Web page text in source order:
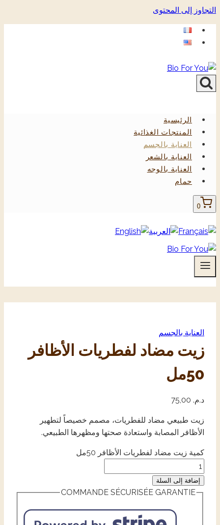
التجاوز إلى المحتوى
الرئيسية
المنتجات الغذائية
العناية بالجسم
العناية بالشعر
العناية بالوجه
حمام
0
العناية بالجسم
زيت مضاد لفطريات الأظافر
50مل
د.م.
زيت طبيعي مضاد للفطريات، مصمم خصيصاً لتطهير
الأظافر المصابة واستعادة صحتها ومظهرها الطبيعي.
كمية زيت مضاد لفطريات الأظافر 50مل
إضافة إلى السلة
COMMANDE SÉCURISÉE GARANTIE